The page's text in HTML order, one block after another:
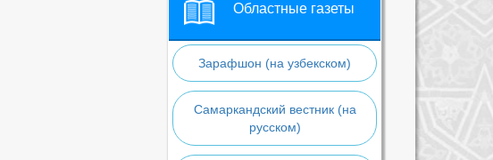
Областные газеты
Зарафшон (на узбекском)
Самаркандский вестник (на
русском)